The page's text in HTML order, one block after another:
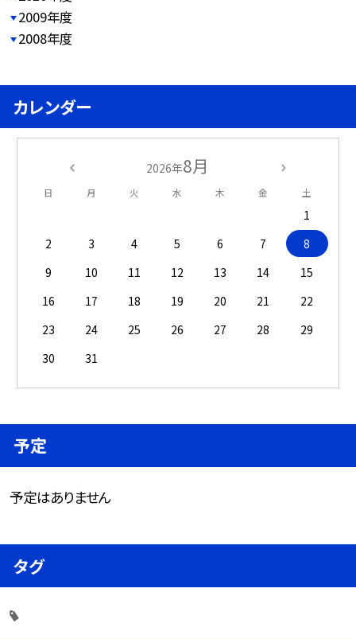
2009年度
2008年度
カレンダー
2026年8月
日 月 火 水 木 金 土
1
2
3 4 5 6 7
8
9
10 11 12 13 14
15
16
17 18 19 20 21
22
23
24 25 26 27 28
29
30
31
予定
予定はありません
タグ